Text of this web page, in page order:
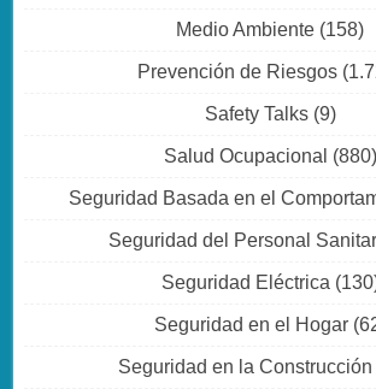
Medio Ambiente (158)
Prevención de Riesgos
Safety Talks(9)
Salud Ocupacional (880)
Seguridad Basada en el
Seguridad del Personal
Seguridad Eléctrica
Seguridad en el Hogar
Seguridad en la Construcción